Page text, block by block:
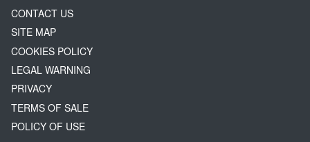
CONTACT US
SITE MAP
COOKIES POLICY
LEGAL WARNING
PRIVACY
TERMS OF SALE
POLICY OF USE